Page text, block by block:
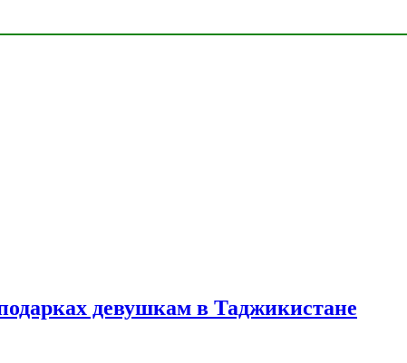
девушкам в Таджикистане